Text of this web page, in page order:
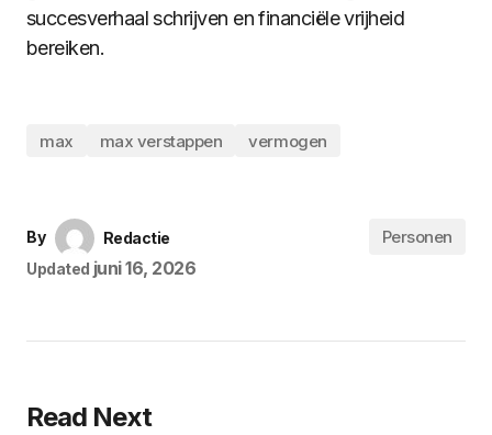
succesverhaal schrijven en financiële vrijheid
bereiken.
max max verstappen vermogen
By
Redactie
Updated juni 16, 2026
Personen
Read Next